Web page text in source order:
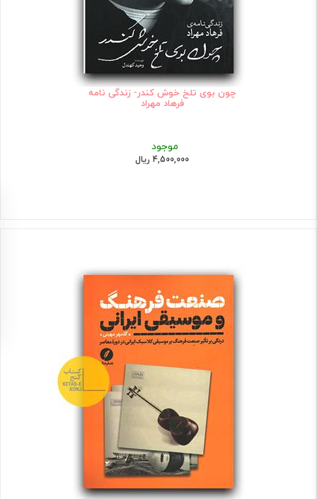
چون بوی تلخ خوش کندر- زندگی نامه
فرهاد مهراد
موجود
4,500,000 ریال